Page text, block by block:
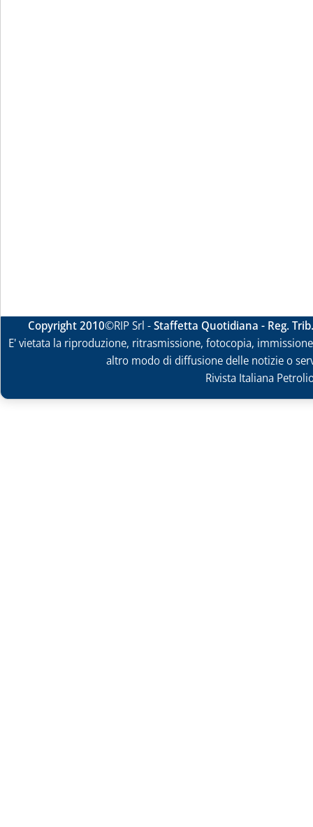
Copyright 2010©RIP Srl -Staffetta Quotidiana - Reg.
E' vietata la riproduzione, ritrasmissione, fotocopia,
altro modo di diffusione delle notizie o
Rivista Italiana